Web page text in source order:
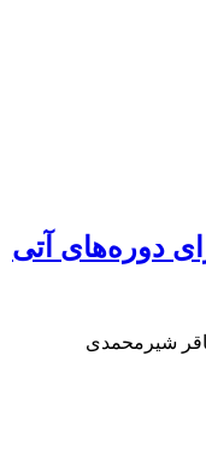
دوره‌های آتی
شیرمحمدی